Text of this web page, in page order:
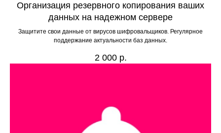
Организация резервного копирования ваших
данных на надежном сервере
Защитите свои данные от вирусов шифровальщиков. Регулярное
поддержание актуальности баз данных.
2 000 р.